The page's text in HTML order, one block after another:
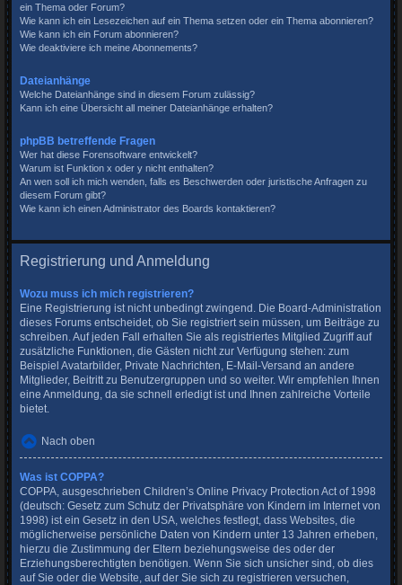
ein Thema oder Forum?
Wie kann ich ein Lesezeichen auf ein Thema setzen oder ein Thema abonnieren?
Wie kann ich ein Forum abonnieren?
Wie deaktiviere ich meine Abonnements?
Dateianhänge
Welche Dateianhänge sind in diesem Forum zulässig?
Kann ich eine Übersicht all meiner Dateianhänge erhalten?
phpBB betreffende Fragen
Wer hat diese Forensoftware entwickelt?
Warum ist Funktion x oder y nicht enthalten?
An wen soll ich mich wenden, falls es Beschwerden oder juristische Anfragen zu
diesem Forum gibt?
Wie kann ich einen Administrator des Boards kontaktieren?
Registrierung und Anmeldung
Wozu muss ich mich registrieren?
Eine Registrierung ist nicht unbedingt zwingend. Die Board-Administration
dieses Forums entscheidet, ob Sie registriert sein müssen, um Beiträge zu
schreiben. Auf jeden Fall erhalten Sie als registriertes Mitglied Zugriff auf
zusätzliche Funktionen, die Gästen nicht zur Verfügung stehen: zum
Beispiel Avatarbilder, Private Nachrichten, E-Mail-Versand an andere
Mitglieder, Beitritt zu Benutzergruppen und so weiter. Wir empfehlen Ihnen
eine Anmeldung, da sie schnell erledigt ist und Ihnen zahlreiche Vorteile
bietet.
Nach oben
Was ist COPPA?
COPPA, ausgeschrieben Children’s Online Privacy Protection Act of 1998
(deutsch: Gesetz zum Schutz der Privatsphäre von Kindern im Internet von
1998) ist ein Gesetz in den USA, welches festlegt, dass Websites, die
möglicherweise persönliche Daten von Kindern unter 13 Jahren erheben,
hierzu die Zustimmung der Eltern beziehungsweise des oder der
Erziehungsberechtigten benötigen. Wenn Sie sich unsicher sind, ob dies
auf Sie oder die Website, auf der Sie sich zu registrieren versuchen,